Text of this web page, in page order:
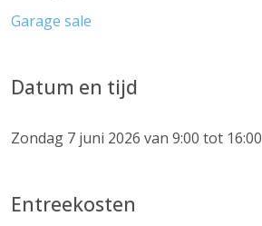
Garage sale
Datum en tijd
Zondag 7 juni 2026 van 9:00 tot 16:00
Entreekosten